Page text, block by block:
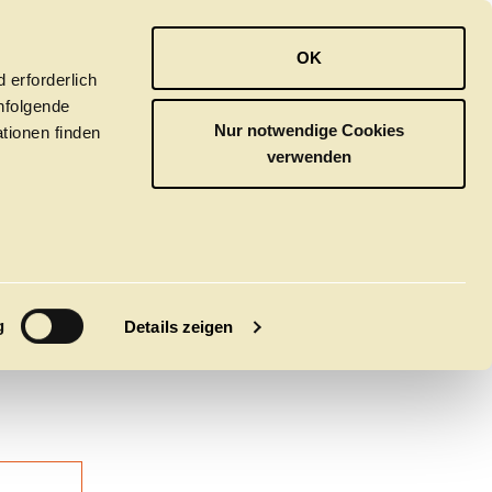
erforderlich
finden
Details zeigen
OK
Nur notwendige Cookies
verwenden
ORCHESTER